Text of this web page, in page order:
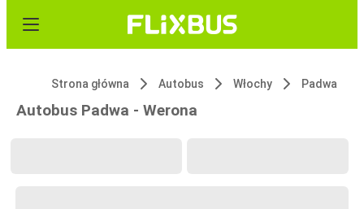
Strona główna Autobus Włochy Padwa
Autobus Padwa - Werona